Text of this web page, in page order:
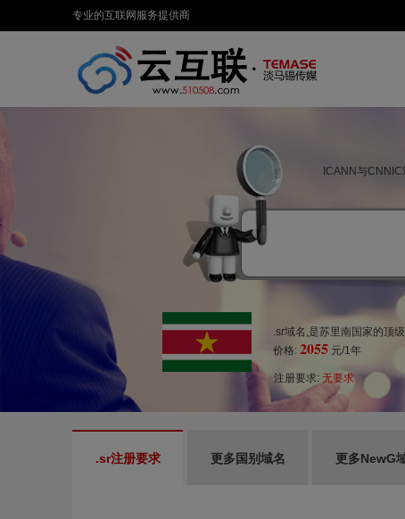
专业的互联网服务提供商
ICANN与
.sr域名,是苏里南国家的顶级
价格: 2055 元/1年
注册要求: 无要求
.sr注册要求 更多国别域名 更多NewG